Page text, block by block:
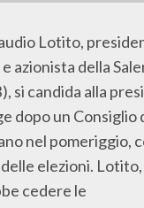
Lotito,
azionista della
si candida alla
dopo un Consiglio
nel pomeriggio,
elezioni.
cedere le